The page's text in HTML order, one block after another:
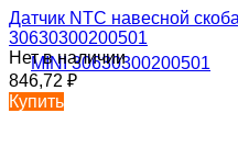
Датчик NTC навесной
30630300200501
Нет в наличии
846,72 ₽
Купить